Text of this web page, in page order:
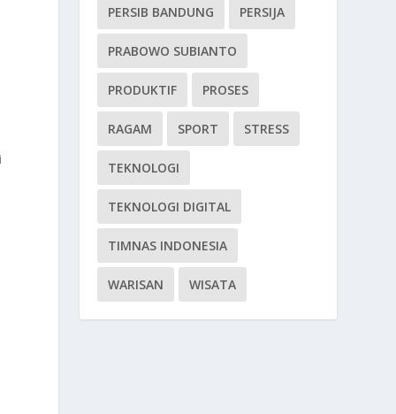
PERSIB BANDUNG PERSIJA
PRABOWO SUBIANTO
PRODUKTIF PROSES
RAGAM SPORT STRESS
TEKNOLOGI
TEKNOLOGI DIGITAL
TIMNAS INDONESIA
WARISAN WISATA